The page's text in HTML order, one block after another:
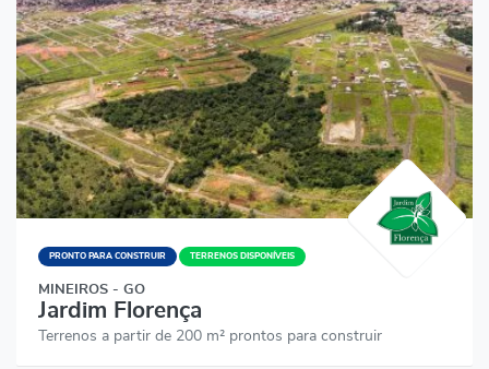
PRONTO PARA CONSTRUIR TERRENOS DISPONÍVEIS
MINEIROS - GO
Jardim Florença
Terrenos a partir de 200 m² prontos para construir